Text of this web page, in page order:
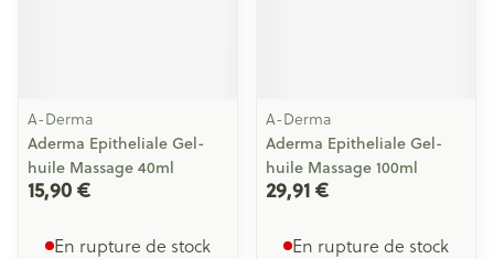
A-Derma
Aderma Epitheliale Gel-
huile Massage 40ml
15,90 €
En rupture de stock
A-Derma
Aderma Epitheliale Gel-
huile Massage 100ml
29,91 €
En rupture de stock